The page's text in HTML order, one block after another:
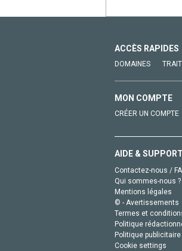
ACCÈS RAPIDES
DOMAINES
MON COMPTE
CRÉER UN COMPTE
AIDE & SUPPORT
Contactez-nous /
Qui sommes-nous ?
Mentions légales
© - Avertissements
Termes et
Politique
Politique publicitaire
Cookie settings